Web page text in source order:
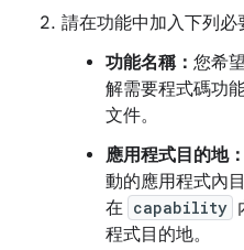
請在功能中加入下列必
功能名稱： 您希
解需要程式碼功
文件。
應用程式目的地：
動的應用程式內
在 capability
程式目的地。